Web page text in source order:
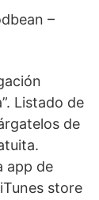
–
Listado de
de
app de
store